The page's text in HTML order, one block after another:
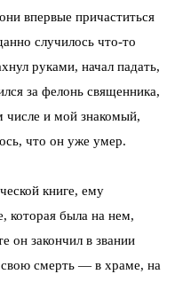
впервые причаститься
случилось что-то
руками, начал падать,
за фелонь священника,
числе и мой знакомый,
что он уже умер.
книге, ему
которая была на нем,
он закончил в звании
свою смерть — в храме, на